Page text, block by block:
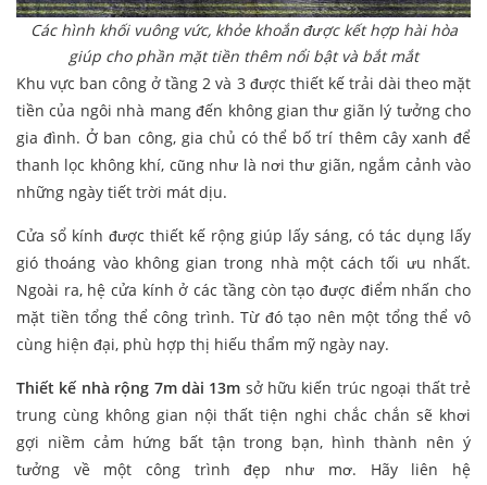
Các hình khối vuông vức, khỏe khoắn được kết hợp hài hòa
giúp cho phần mặt tiền thêm nổi bật và bắt mắt
Khu vực ban công ở tầng 2 và 3 được thiết kế trải dài theo mặt
tiền của ngôi nhà mang đến không gian thư giãn lý tưởng cho
gia đình. Ở ban công, gia chủ có thể bố trí thêm cây xanh để
thanh lọc không khí, cũng như là nơi thư giãn, ngắm cảnh vào
những ngày tiết trời mát dịu.
Cửa sổ kính được thiết kế rộng giúp lấy sáng, có tác dụng lấy
gió thoáng vào không gian trong nhà một cách tối ưu nhất.
Ngoài ra, hệ cửa kính ở các tầng còn tạo được điểm nhấn cho
mặt tiền tổng thể công trình. Từ đó tạo nên một tổng thể vô
cùng hiện đại, phù hợp thị hiếu thẩm mỹ ngày nay.
Thiết kế nhà rộng 7m dài 13m sở hữu kiến trúc ngoại thất trẻ
trung cùng không gian nội thất tiện nghi chắc chắn sẽ khơi
gợi niềm cảm hứng bất tận trong bạn, hình thành nên ý
tưởng về một công trình đẹp như mơ. Hãy liên hệ